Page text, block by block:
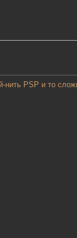
нить PSP и то